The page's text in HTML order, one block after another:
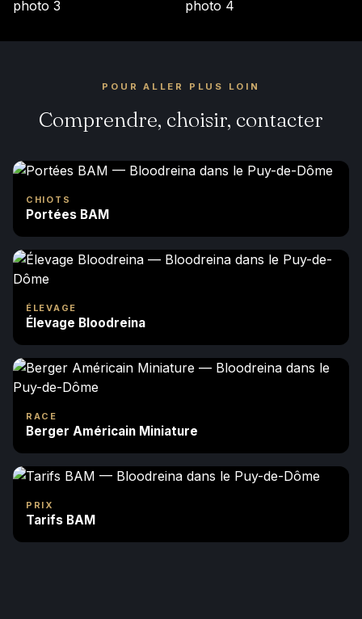
POUR ALLER PLUS LOIN
Comprendre, choisir, contacter
CHIOTS
Portées BAM
ÉLEVAGE
Élevage Bloodreina
RACE
Berger Américain Miniature
PRIX
Tarifs BAM